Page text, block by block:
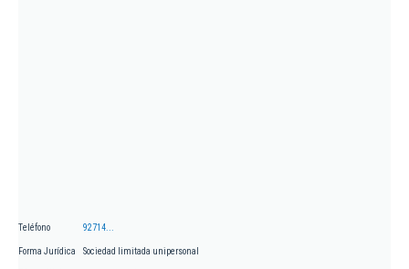
Teléfono 92714...
Forma Jurídica Sociedad limitada unipersonal